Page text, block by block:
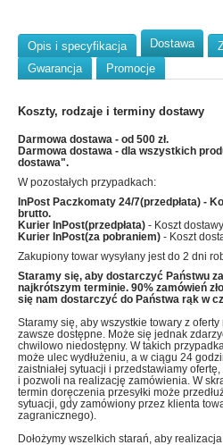
Opis i specyfikacja Dostawa
Gwarancja
Promocje
Koszty, rodzaje i terminy dostawy
Darmowa dostawa - od 500 zł.
Darmowa dostawa - dla wszystkich
dostawa".
W pozostałych przypadkach:
InPost Paczkomaty 24/7(przedpłata) -
brutto.
Kurier InPost(przedpłata) - Koszt
Kurier InPost(za pobraniem) - Koszt
Zakupiony towar wysyłany jest do 2 dni
Staramy się, aby dostarczyć Państwu
najkrótszym terminie. 90% zamówień
się nam dostarczyć do Państwa rąk w
Staramy się, aby wszystkie towary z
zawsze dostępne. Może się jednak
chwilowo niedostępny. W takich
może ulec wydłużeniu, a w ciągu 24
zaistniałej sytuacji i przedstawiamy
i pozwoli na realizację zamówienia. W
termin doręczenia przesyłki może
sytuacji, gdy zamówiony przez klienta
zagranicznego).
Dołożymy wszelkich starań, aby